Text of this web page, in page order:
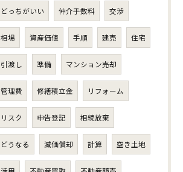
どっちがいい 仲介手数料 交渉
相場 資産価値 手順 建売 住宅
引渡し 準備 マンション売却
管理費 修繕積立金 リフォーム
リスク 申告登記 相続放棄
どうなる 減価償却 計算 空き土地